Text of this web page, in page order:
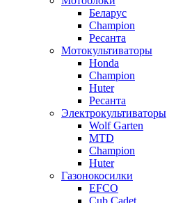
Беларус
Champion
Ресанта
Мотокультиваторы
Honda
Champion
Huter
Ресанта
Электрокультиваторы
Wolf Garten
MTD
Champion
Huter
Газонокосилки
EFCO
Cub Cadet